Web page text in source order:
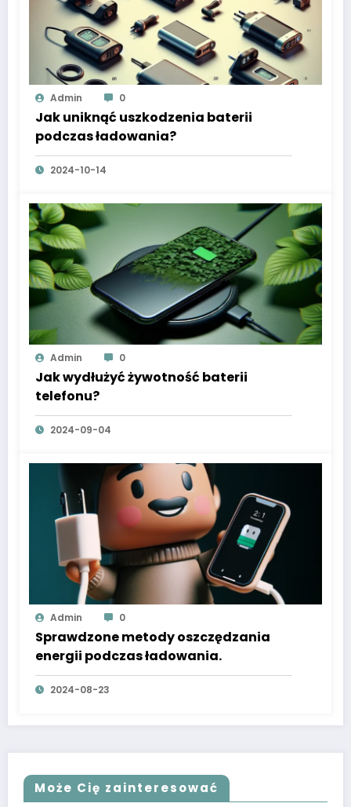
Admin 0
Jak uniknąć uszkodzenia baterii
podczas ładowania?
2024-10-14
Admin 0
Jak wydłużyć żywotność baterii
telefonu?
2024-09-04
Admin 0
Sprawdzone metody oszczędzania
energii podczas ładowania.
2024-08-23
Może Cię zainteresować